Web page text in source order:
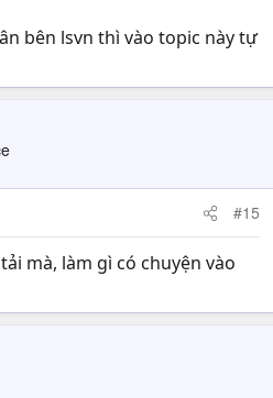
bên lsvn thì vào topic này tự
#15
mà, làm gì có chuyện vào